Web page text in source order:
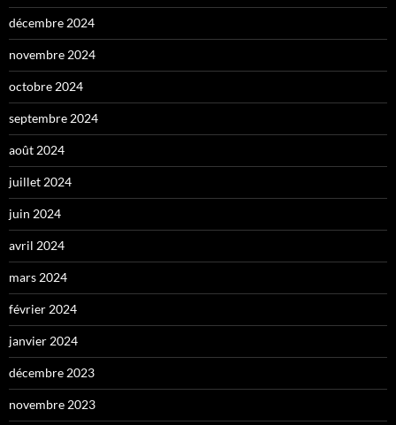
décembre 2024
novembre 2024
octobre 2024
septembre 2024
août 2024
juillet 2024
juin 2024
avril 2024
mars 2024
février 2024
janvier 2024
décembre 2023
novembre 2023